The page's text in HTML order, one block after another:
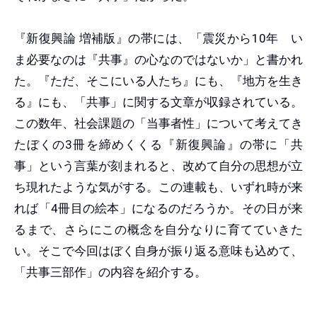
『新復興論 増補版』の帯には、「震災から10年 い
ま必要なのは『共事』の心なのではないか」と書かれ
た。『ただ、そこにいる人たち』にも、『地方を生き
る』にも、「共事」に関する文章が収録されている。
この数年、社会課題の「当事者性」について考えてき
たぼくの3冊を締めくくる『新復興論』の帯に「共
事」という言葉が刻まれると、改めて自分の思想が立
ち現れたような気がする。この連載も、いずれ時が来
れば「4冊目の絵本」になるのだろうか。その日が来
るまで、さらにこの概念を自分なりに育てていきた
い。そこで今回はぼく自身が振り返る意味も込めて、
「共事三部作」の内容を紹介する。